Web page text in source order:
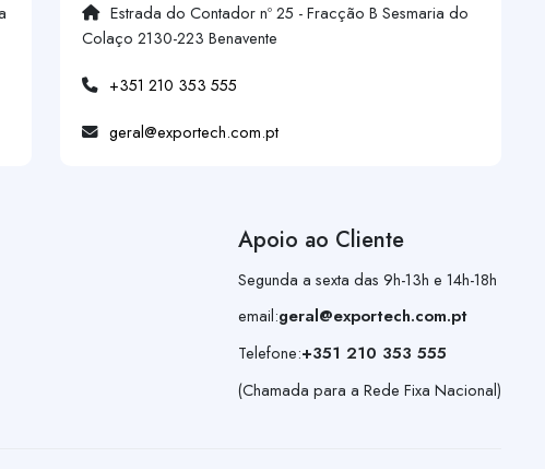
Estrada do Contador nº 25 - Fracção B Sesmaria do
Colaço 2130-223 Benavente
+351 210 353 555
geral@exportech.com.pt
Apoio ao Cliente
Segunda a sexta das 9h-13h e 14h-18h
email:geral@exportech.com.pt
Telefone:+351 210 353 555
(Chamada para a Rede Fixa Nacional)